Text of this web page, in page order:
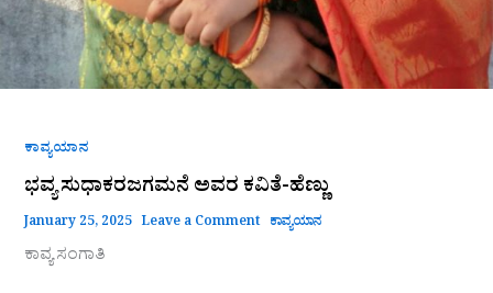
ಕಾವ್ಯಯಾನ
ಭವ್ಯ ಸುಧಾಕರಜಗಮನೆ ಅವರ ಕವಿತೆ-ಹೆಣ್ಣು
January 25, 2025 Leave a Comment ಕಾವ್ಯಯಾನ
ಕಾವ್ಯ ಸಂಗಾತಿ